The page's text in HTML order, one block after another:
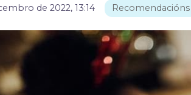
de 2022, 13:14 Recomendacións